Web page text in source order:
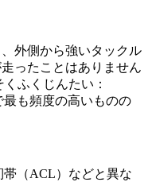
外側から強いタックル
ったことはありません
ふくじんたい：
も頻度の高いものの
（ACL）などと異な